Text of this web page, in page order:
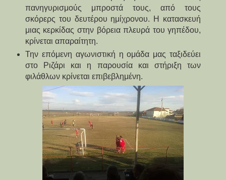
πανηγυρισμούς μπροστά τους, από τους
σκόρερς του δευτέρου ημίχρονου. Η κατασκευή
μιας κερκίδας στην βόρεια πλευρά του γηπέδου,
κρίνεται απαραίτητη.
Την επόμενη αγωνιστική η ομάδα μας ταξιδεύει
στο Ριζάρι και η παρουσία και στήριξη των
φιλάθλων κρίνεται επιβεβλημένη.